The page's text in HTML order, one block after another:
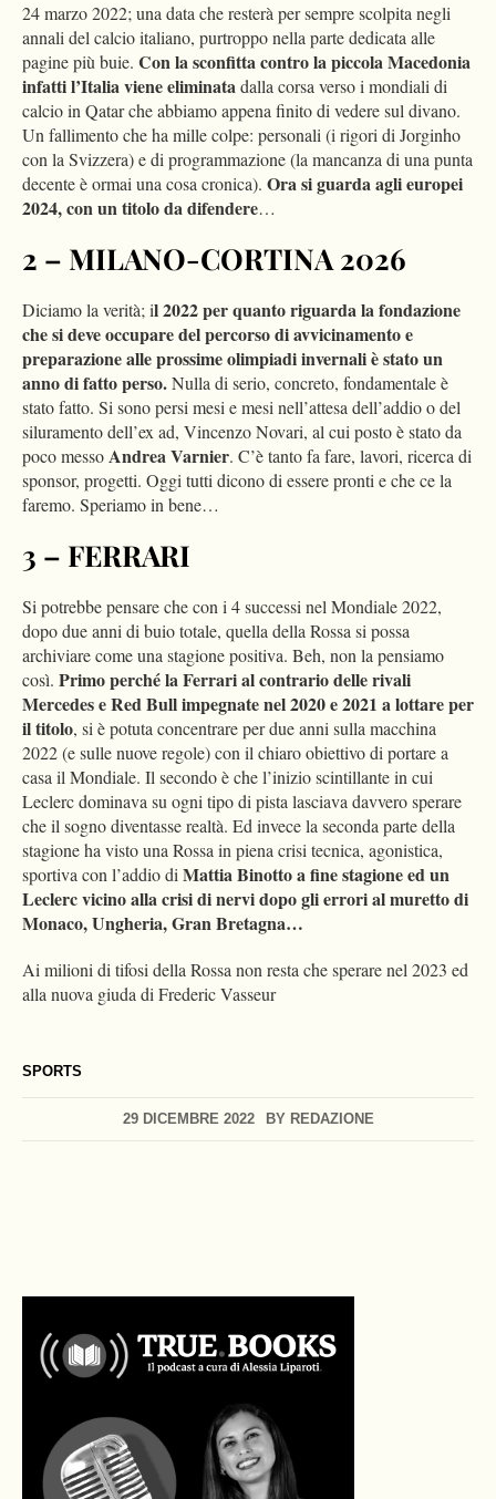
SPORTS
29 DICEMBRE 2022 BY REDAZIONE
24 marzo 2022; una data che resterà per sempre scolpita negli
annali del calcio italiano, purtroppo nella parte dedicata alle
pagine più buie. Con la sconfitta contro la piccola Macedonia
infatti l’Italia viene eliminatadalla corsa verso i mondiali di
calcio in Qatar che abbiamo appena finito di vedere sul divano.
Un fallimento che ha mille colpe: personali (i rigori di Jorginho
con la Svizzera) e di programmazione (la mancanza di una punta
decente è ormai una cosa cronica). Ora si guarda agli europei
2024, con un titolo da difendere…
2 – MILANO-CORTINA 2026
Diciamo la verità; il 2022 per quanto riguarda la fondazione
che si deve occupare del percorso di avvicinamento e
preparazione alle prossime olimpiadi invernali è stato un
anno di fatto perso.Nulla di serio, concreto, fondamentale è
stato fatto. Si sono persi mesi e mesi nell’attesa dell’addio o del
siluramento dell’ex ad, Vincenzo Novari, al cui posto è stato da
poco messoAndrea Varnier. C’è tanto fa fare, lavori, ricerca di
sponsor, progetti. Oggi tutti dicono di essere pronti e che ce la
faremo. Speriamo in bene…
3 – FERRARI
Si potrebbe pensare che con i 4 successi nel Mondiale 2022,
dopo due anni di buio totale, quella della Rossa si possa
archiviare come una stagione positiva. Beh, non la pensiamo
così. Primo perché la Ferrari al contrario delle rivali
Mercedes e Red Bull impegnate nel 2020 e 2021 a lottare per
il titolo, si è potuta concentrare per due anni sulla macchina
2022 (e sulle nuove regole) con il chiaro obiettivo di portare a
casa il Mondiale. Il secondo è che l’inizio scintillante in cui
Leclerc dominava su ogni tipo di pista lasciava davvero sperare
che il sogno diventasse realtà. Ed invece la seconda parte della
stagione ha visto una Rossa in piena crisi tecnica, agonistica,
sportiva con l’addio diMattia Binotto a fine stagione ed un
Leclerc vicino alla crisi di nervi dopo gli errori al muretto di
Monaco, Ungheria, Gran Bretagna…
Ai milioni di tifosi della Rossa non resta che sperare nel 2023 ed
alla nuova giuda di Frederic Vasseur